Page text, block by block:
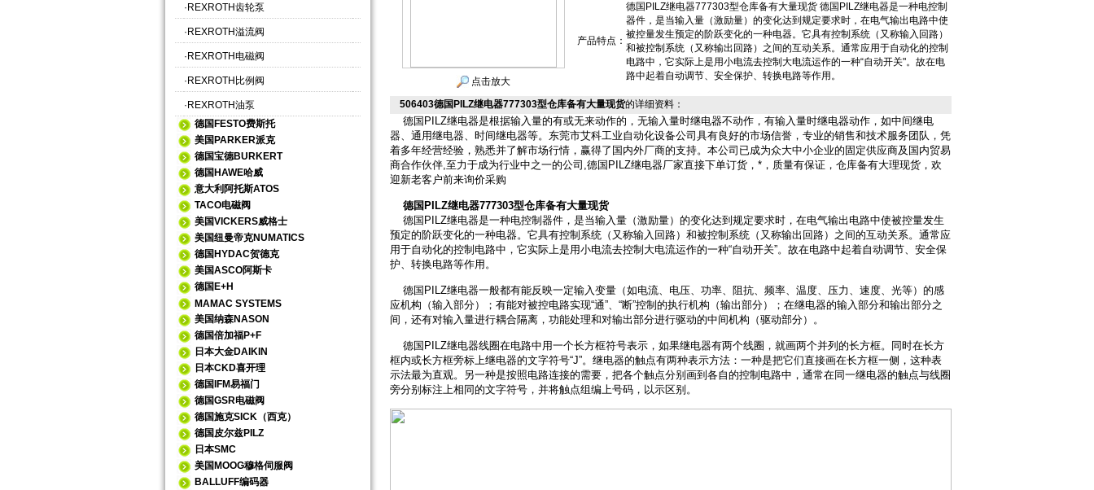
· REXROTH齿轮泵
· REXROTH溢流阀
· REXROTH电磁阀
· REXROTH比例阀
· REXROTH油泵
德国FESTO费斯托
美国PARKER派克
德国宝德BURKERT
德国HAWE哈威
意大利阿托斯ATOS
TACO电磁阀
美国VICKERS威格士
美国纽曼帝克NUMATICS
德国HYDAC贺德克
美国ASCO阿斯卡
德国E+H
MAMAC SYSTEMS
美国纳森NASON
德国倍加福P+F
日本大金DAIKIN
日本CKD喜开理
德国IFM易福门
德国GSR电磁阀
德国施克SICK（西克）
德国皮尔兹PILZ
日本SMC
美国MOOG穆格伺服阀
BALLUFF编码器
点击放大
产品特点：
德国PILZ继电器777303型仓库备有大量现货 德国PILZ继电器是一种电控制
器件，是当输入量（激励量）的变化达到规定要求时，在电气输出电路中使
被控量发生预定的阶跃变化的一种电器。它具有控制系统（又称输入回路）
和被控制系统（又称输出回路）之间的互动关系。通常应用于自动化的控制
电路中，它实际上是用小电流去控制大电流运作的一种“自动开关"。故在电
路中起着自动调节、安全保护、转换电路等作用。
506403德国PILZ继电器777303型仓库备有大量现货的详细资料：
德国PILZ继电器是根据输入量的有或无来动作的，无输入量时继电器不动作，有输入量时继电器动作，如中间继电
器、通用继电器、时间继电器等。东莞市艾科工业自动化设备公司具有良好的市场信誉，专业的销售和技术服务团队，凭
着多年经营经验，熟悉并了解市场行情，赢得了国内外厂商的支持。本公司已成为众大中小企业的固定供应商及国内贸易
商合作伙伴,至力于成为行业中之一的公司,德国PILZ继电器厂家直接下单订货，*，质量有保证，仓库备有大理现货，欢
迎新老客户前来询价采购
德国PILZ继电器777303型仓库备有大量现货
德国PILZ继电器是一种电控制器件，是当输入量（激励量）的变化达到规定要求时，在电气输出电路中使被控量发生
预定的阶跃变化的一种电器。它具有控制系统（又称输入回路）和被控制系统（又称输出回路）之间的互动关系。通常应
用于自动化的控制电路中，它实际上是用小电流去控制大电流运作的一种“自动开关”。故在电路中起着自动调节、安全保
护、转换电路等作用。
德国PILZ继电器一般都有能反映一定输入变量（如电流、电压、功率、阻抗、频率、温度、压力、速度、光等）的感
应机构（输入部分）；有能对被控电路实现“通”、“断”控制的执行机构（输出部分）；在继电器的输入部分和输出部分之
间，还有对输入量进行耦合隔离，功能处理和对输出部分进行驱动的中间机构（驱动部分）。
德国PILZ继电器线圈在电路中用一个长方框符号表示，如果继电器有两个线圈，就画两个并列的长方框。同时在长方
框内或长方框旁标上继电器的文字符号“J”。继电器的触点有两种表示方法：一种是把它们直接画在长方框一侧，这种表
示法最为直观。另一种是按照电路连接的需要，把各个触点分别画到各自的控制电路中，通常在同一继电器的触点与线圈
旁分别标注上相同的文字符号，并将触点组编上号码，以示区别。